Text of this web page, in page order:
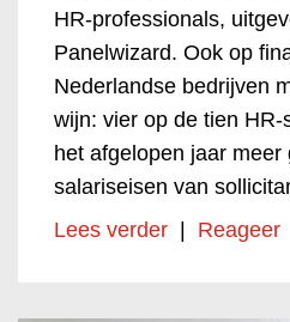
HR-professionals,
Panelwizard. Ook op
Nederlandse bedrijven
wijn: vier op de tien
het afgelopen jaar meer
salariseisen van
Lees verder
Reageer